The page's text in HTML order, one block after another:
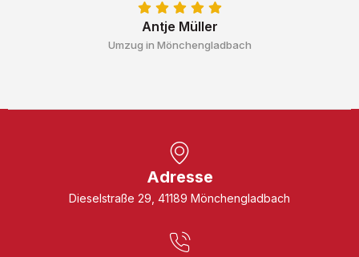
Antje Müller
Umzug in Mönchengladbach
Adresse
Dieselstraße 29, 41189 Mönchengladbach